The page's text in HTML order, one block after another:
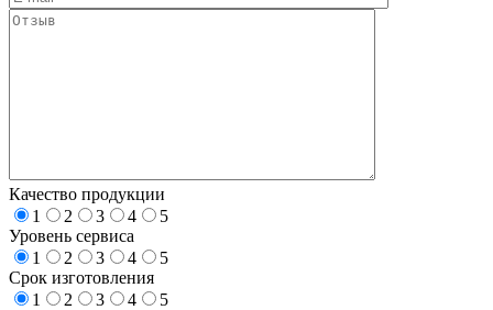
Качество продукции
1
2 3 4
5
Уровень сервиса
1
2 3 4
5
Срок изготовления
1
2 3 4
5